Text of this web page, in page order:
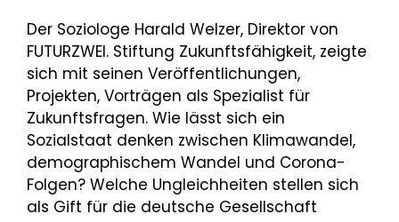
Der Soziologe Harald Welzer, Direktor von
FUTURZWEI. Stiftung Zukunftsfähigkeit, zeigte
sich mit seinen Veröffentlichungen,
Projekten, Vorträgen als Spezialist für
Zukunftsfragen. Wie lässt sich ein
Sozialstaat denken zwischen Klimawandel,
demographischem Wandel und Corona-
Folgen? Welche Ungleichheiten stellen sich
als Gift für die deutsche Gesellschaft